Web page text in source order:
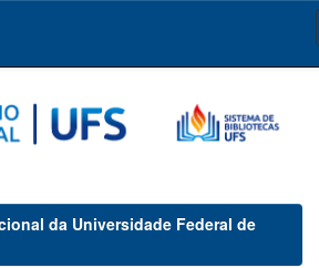
da Universidade Federal de